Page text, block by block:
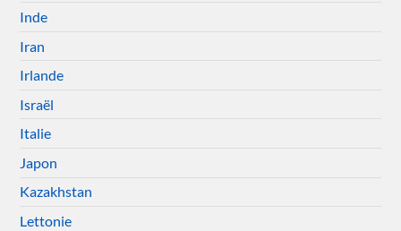
Inde
Iran
Irlande
Israël
Italie
Japon
Kazakhstan
Lettonie